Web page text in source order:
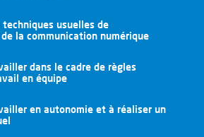
techniques usuelles de
la communication numérique
dans le cadre de règles
en équipe
en autonomie et à réaliser un